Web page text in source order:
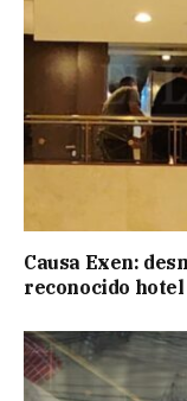
Causa Exen:
reconocido